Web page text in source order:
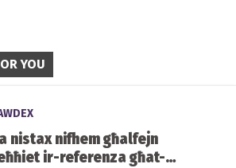
YOU
nistax nifhem għalfejn
ir-referenza għat-